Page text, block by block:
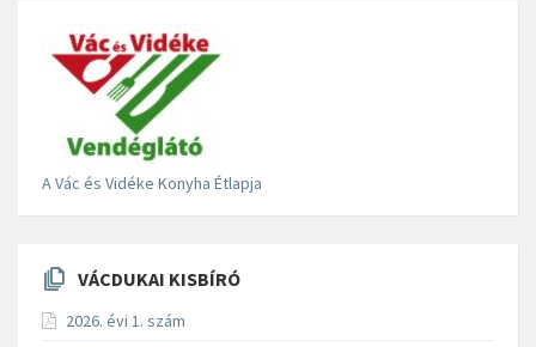
A Vác és Vidéke Konyha Étlapja
VÁCDUKAI KISBÍRÓ
2026. évi 1. szám